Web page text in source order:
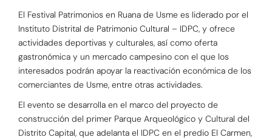
El Festival Patrimonios en Ruana de Usme es liderado por el
Instituto Distrital de Patrimonio Cultural – IDPC, y ofrece
actividades deportivas y culturales, así como oferta
gastronómica y un mercado campesino con el que los
interesados podrán apoyar la reactivación económica de los
comerciantes de Usme, entre otras actividades.
El evento se desarrolla en el marco del proyecto de
construcción del primer Parque Arqueológico y Cultural del
Distrito Capital, que adelanta el IDPC en el predio El Carmen,